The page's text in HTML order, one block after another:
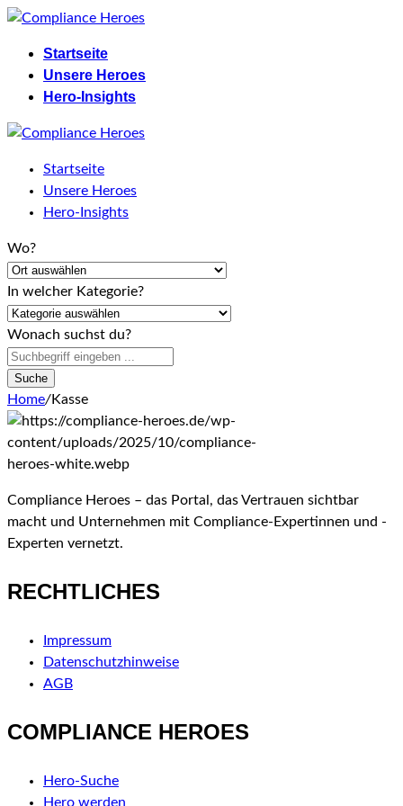
Skip
contentStartseite
Unsere Heroes
Hero-Insights
Startseite
Unsere Heroes
Hero-Insights
Wo?
In welcher Kategorie?
Wonach suchst du?
Suche
Home/Kasse
Compliance Heroes – das Portal, das Vertrauen sichtbar
macht und Unternehmen mit Compliance-Expertinnen und -
Experten vernetzt.
RECHTLICHES
Impressum
Datenschutzhinweise
AGB
COMPLIANCE HEROES
Hero-Suche
Hero werden